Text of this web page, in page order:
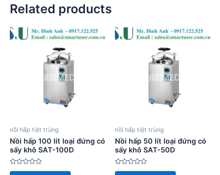
Related products
nồi hấp tiệt trùng
Nồi hấp 100 lít loại đứng có
sấy khô SAT-100D
Rated
nồi hấp tiệt trùng
Nồi hấp 50 lít loại đứng có
sấy khô SAT-50D
Rated